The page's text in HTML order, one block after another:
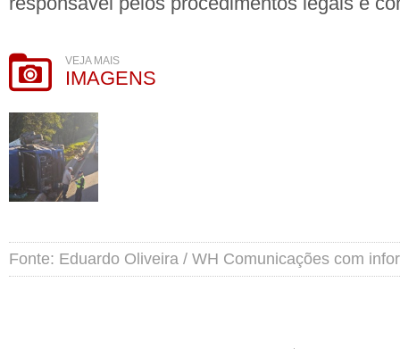
VEJA MAIS
IMAGENS
Fonte: Eduardo Oliveira / WH Comunicações com